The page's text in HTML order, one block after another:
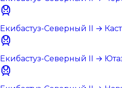
Екибастуз-Северный II →
Екибастуз-Северный II →